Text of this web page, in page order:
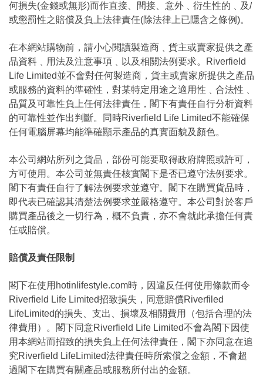
何損失(金錢或無形)而作直接、間接、意外﹑衍生性的﹑及/
或懲罰性之賠償及負上法律責任(除法律上已隱含之條例)。
在本網站購物前，請小心閱讀製造商﹑貨主或賣家提供之產
品資料﹑用法及注意事項﹑以及相關法例要求。Riverfield
Life Limited並不會對任何製造商，貨主或賣家所提供之產品
或服務的資料的準確性，對某特定用途之適用性﹑合法性﹑
品質及可靠性負上任何法律責任，閣下有責任自行分析資料
的可靠性並作出判斷。同時Riverfield Life Limited不能確保
任何電腦屏幕均能準確顯示產品的真實面貌及顏色。
本公司網站所列之貨品，部份可能要取得政府牌照或許可，
方可使用。本公司並無責任核實閣下是否已遵守法例要求。
閣下有責任自行了解法例要求並遵守。閣下在購買貨品時，
即代表已確認其清楚法例要求並嚴格遵守。本公司對於客戶
購買產品後之一切行為，概不負責，亦不會就此承擔任何責
任或賠償。
賠償及責任限制
閣下在使用hotinlifestyle.com時，因違反任何使用條款而令
Riverfield Life Limited招致損失，同意賠償Riverfiled
LifeLimited的損失、支出、損壞及相關費用（包括合理的法
律費用）。閣下同意Riverfield Life Limited不會為閣下因使
用本網站而招致的損失負上任何法律責任，閣下亦同意在追
究Riverfield LifeLimited法律責任時所索償之金額，不會超
過閣下在購買有關產品或服務所付出的金額。